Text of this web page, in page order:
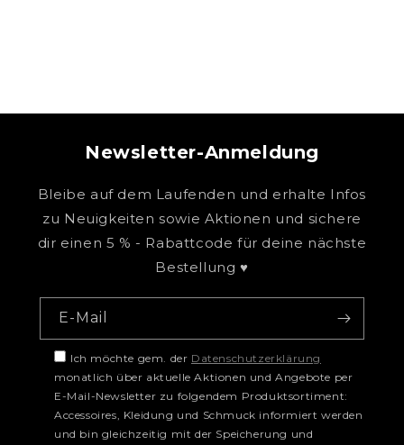
Newsletter-Anmeldung
Bleibe auf dem Laufenden und erhalte Infos
zu Neuigkeiten sowie Aktionen und sichere
dir einen 5 % - Rabattcode für deine nächste
Bestellung ♥
E-Mail
Ich möchte gem. der Datenschutzerklärung
monatlich über aktuelle Aktionen und Angebote per
E-Mail-Newsletter zu folgendem Produktsortiment:
Accessoires, Kleidung und Schmuck informiert werden
und bin gleichzeitig mit der Speicherung und